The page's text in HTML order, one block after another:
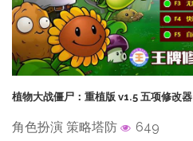
植物大战僵尸：重植版 v1.5 五项修改器
角色扮演 策略塔防 649